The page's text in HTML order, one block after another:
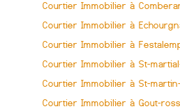
Courtier Immobilier à
Courtier Immobilier à
Courtier Immobilier à
Courtier Immobilier à St-
Courtier Immobilier à St-
Courtier Immobilier à Gout-